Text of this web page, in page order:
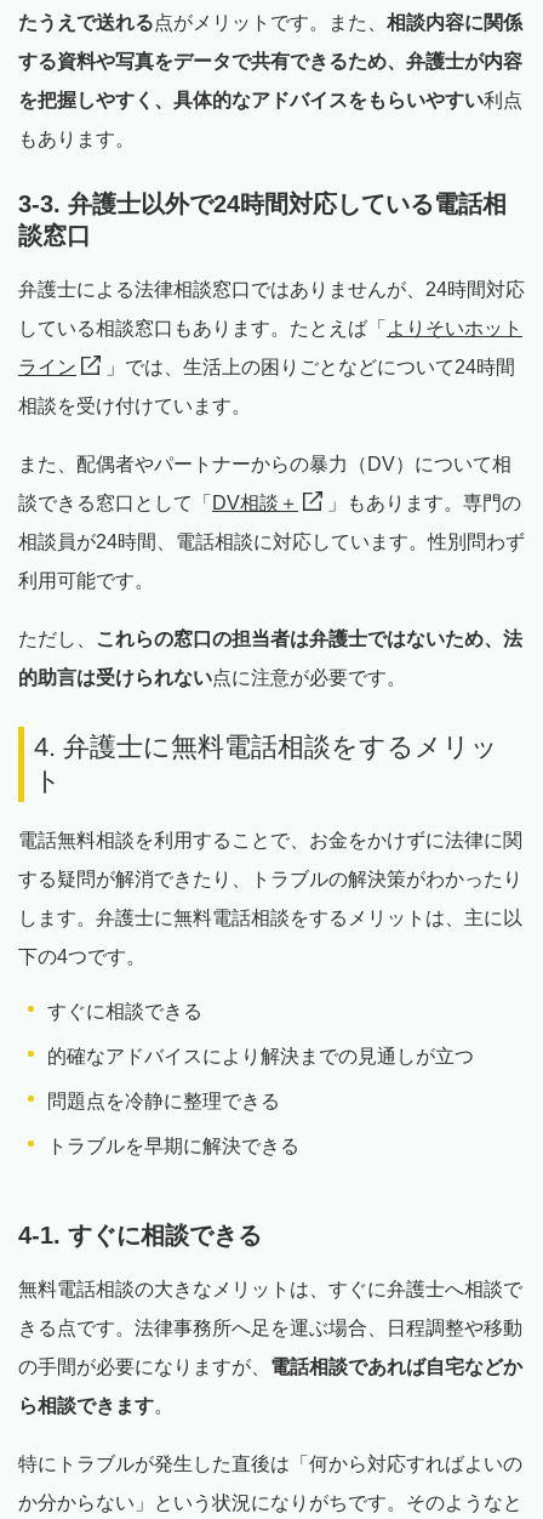
たうえで送れる点がメリットです。また、 相談内容に関係
する資料や写真をデータで共有できるため、弁護士が内容
を把握しやすく、具体的なアドバイスをもらいやすい利点
もあります。
3-3. 弁護士以外で24時間対応している電話相
談窓口
弁護士による法律相談窓口ではありませんが、24時間対応
している相談窓口もあります。たとえば「 よりそいホット
ライン
」では、生活上の困りごとなどについて24時間
相談を受け付けています。
また、配偶者やパートナーからの暴力（DV）について相
談できる窓口として「 DV相談＋
」もあります。専門の
相談員が24時間、電話相談に対応しています。性別問わず
利用可能です。
ただし、
これらの窓口の担当者は弁護士ではないため、法
的助言は受けられない点に注意が必要です。
4. 弁護士に無料電話相談をするメリッ
ト
電話無料相談を利用することで、お金をかけずに法律に関
する疑問が解消できたり、トラブルの解決策がわかったり
します。弁護士に無料電話相談をするメリットは、主に以
下の4つです。
すぐに相談できる
的確なアドバイスにより解決までの見通しが立つ
問題点を冷静に整理できる
トラブルを早期に解決できる
4-1. すぐに相談できる
無料電話相談の大きなメリットは、すぐに弁護士へ相談で
きる点です。法律事務所へ足を運ぶ場合、日程調整や移動
の手間が必要になりますが、 電話相談であれば自宅などか
ら相談できます。
特にトラブルが発生した直後は「何から対応すればよいの
か分からない」という状況になりがちです。そのようなと